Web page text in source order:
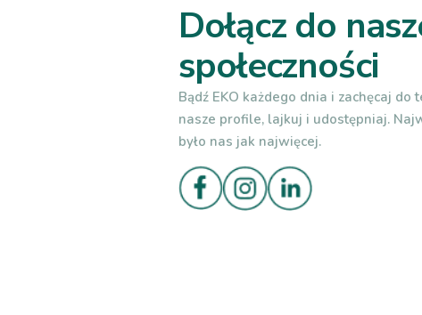
Dołącz do
społeczności
Bądź EKO każdego dnia i zachęcaj do
nasze profile, lajkuj i udostępniaj.
było nas jak najwięcej.